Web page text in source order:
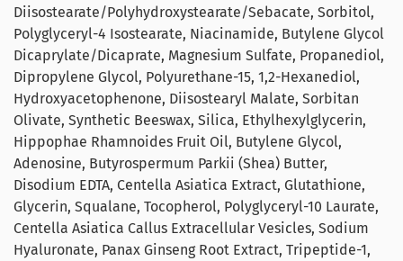
Diisostearate/Polyhydroxystearate/Sebacate, Sorbitol,
Polyglyceryl-4 Isostearate, Niacinamide, Butylene Glycol
Dicaprylate/Dicaprate, Magnesium Sulfate, Propanediol,
Dipropylene Glycol, Polyurethane-15, 1,2-Hexanediol,
Hydroxyacetophenone, Diisostearyl Malate, Sorbitan
Olivate, Synthetic Beeswax, Silica, Ethylhexylglycerin,
Hippophae Rhamnoides Fruit Oil, Butylene Glycol,
Adenosine, Butyrospermum Parkii (Shea) Butter,
Disodium EDTA, Centella Asiatica Extract, Glutathione,
Glycerin, Squalane, Tocopherol, Polyglyceryl-10 Laurate,
Centella Asiatica Callus Extracellular Vesicles, Sodium
Hyaluronate, Panax Ginseng Root Extract, Tripeptide-1,